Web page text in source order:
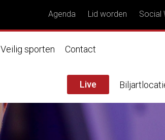
Agenda Lid worden Social
Veilig sporten Contact
Live